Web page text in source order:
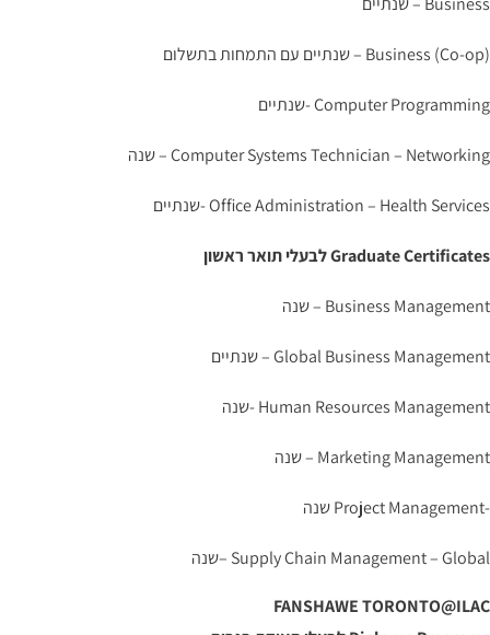
Business (Co-op) – שנתיים עם התמחות בתשלום
Computer Programming -שנתיים
Computer Systems Technician – Networking – שנה
Office Administration – Health Services -שנתיים
Graduate Certificates לבעלי תואר ראשון
Business Management – שנה
Global Business Management – שנתיים
Human Resources Management -שנה
Marketing Management – שנה
-Project Management שנה
Supply Chain Management – Global –שנה
FANSHAWE TORONTO@ILAC